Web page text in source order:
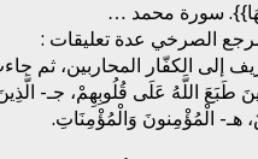
سورة محمد …
الصرخي عدة تعليقات :
إلى الكفّار المحاربين، ثم
طَبَعَ اللَّهُ عَلَى قُلُوبِهِمْ، جـ-
هـ- الْمُؤْمِنونَ وَالْمُؤْمِنَاتِ.